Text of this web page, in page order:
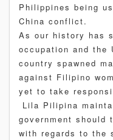
Philippines being
China conflict.
As our history has
occupation and the
country spawned
against Filipino
yet to take
Lila Pilipina
government should
with regards to the